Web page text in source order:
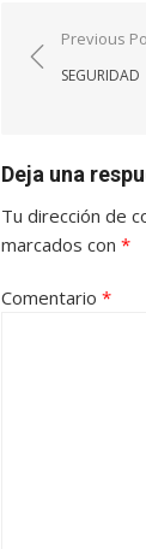
de
Previous
SEGURIDAD
Deja una
Tu dirección de
marcados con *
Comentario *